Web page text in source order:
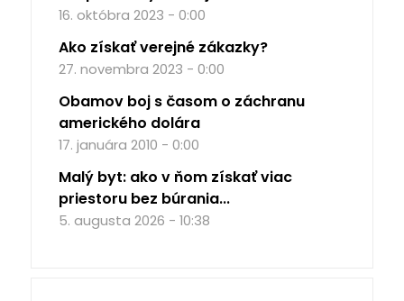
16. októbra 2023 - 0:00
Ako získať verejné zákazky?
27. novembra 2023 - 0:00
Obamov boj s časom o záchranu
amerického dolára
17. januára 2010 - 0:00
Malý byt: ako v ňom získať viac
priestoru bez búrania...
5. augusta 2026 - 10:38